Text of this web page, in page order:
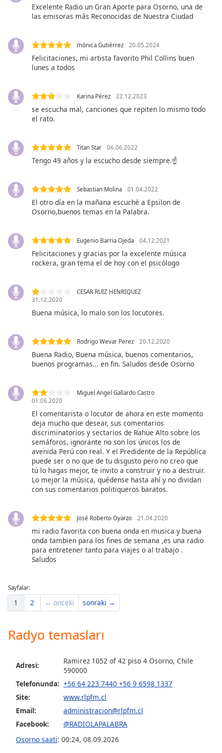
descriptions
Subtitles
subtitles
settings ,
subtitles
settings
dialog
off
selected
Picture-
This
Beginning
window.
Escape
close
the
Background
Color
Area
Background
Color
Opacity
Font
Edge
Excelente Radio un Gran Aporte para Osorno, una de
las emisoras más Reconocidas de Nuestra Ciudad
mónica Gutiérrez 20.05.2024
Felicitaciones, mi artista favorito Phil Collins buen
lunes a todos
Karina Pérez 22.12.2023
se escucha mal, canciones que repiten lo mismo todo
el rato.
Titan Star 06.06.2022
Tengo 49 años y la escucho desde siempre.☝️
Sebastian Molina 01.04.2022
El otro día en la mañana escuché a Epsilon de
Osorno,buenos temas en la Palabra.
Eugenio Barria Ojeda 04.12.2021
Felicitaciones y gracias por la excelente música
rockera, gran tema el de hoy con el psicólogo
CESAR RUIZ HENRIQUEZ
31.12.2020
Buena música, lo malo son los locutores.
Rodrigo Wevar Perez 20.12.2020
Buena Radio, Buena música, buenos comentarios,
buenos programas... en fin. Saludos desde Osorno
Miguel Angel Gallardo Castro
01.06.2020
El comentarista o locutor de ahora en este momento
deja mucho que desear, sus comentarios
discriminatorios y sectarios de Rahue Alto sobre los
semáforos, ignorante no son los únicos los de
avenida Perú con real. Y el Predidente de la República
puede ser o no que de tu disgusto pero no creo que
tú lo hagas mejor, te invito a construir y no a destruir.
Lo mejor la música, quédense hasta ahí y no dividan
con sus comentarios politiqueros baratos.
José Roberto Oyarzo 21.04.2020
mi radio favorita con buena onda en musica y buena
onda tambien para los fines de semana ,es una radio
para entretener tanto para viajes o al trabajo .
Saludos
Sayfalar:
1 2 ← önceki sonraki →
Radyo temasları
Adresi:
Ramirez 1052 of 42 piso 4 Osorno, Chile
590000
Telefonunda: +56 64 223 7440 +56 9 6598 1337
Site:
www.rlpfm.cl
Email:
administracion@rlpfm.cl
Facebook:
@RADIOLAPALABRA
Osorno saati: 00:24, 08.09.2026